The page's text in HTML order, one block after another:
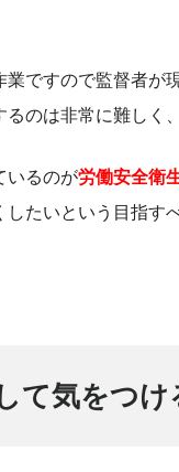
ですので監督者が
のは非常に難しく
いるのが労働安全衛
たいという目指す
て気をつ